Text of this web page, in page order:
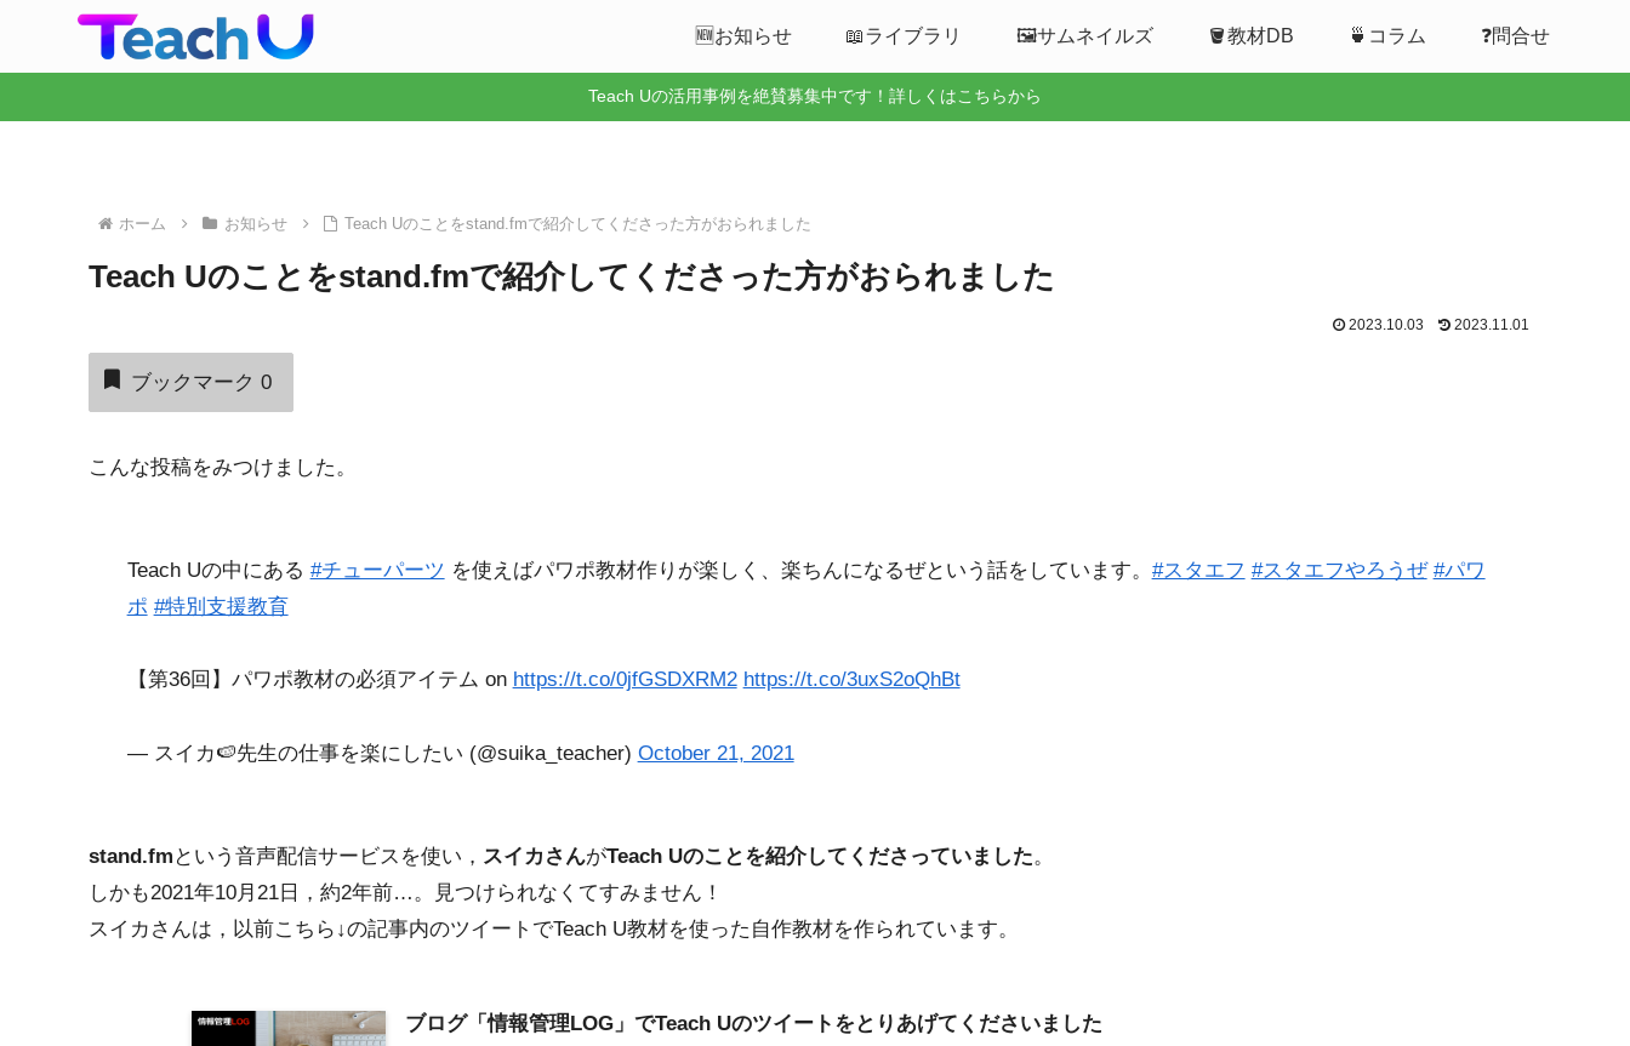
🆕お知らせ 📖ライブラリ 🖼️サムネイルズ 🪣教材DB 🍵コラム ❓問合せ
Teach Uの活用事例を絶賛募集中です！詳しくはこちらから
ホーム お知らせ Teach Uのことをstand.fmで紹介してくださった方がおられました
Teach Uのことをstand.fmで紹介してくださった方がおられました
2023.10.03 2023.11.01
ブックマーク 0
こんな投稿をみつけました。
Teach Uの中にある #チューパーツ を使えばパワポ教材作りが楽しく、楽ちんになるぜという話をしています。 #スタエフ #スタエフやろうぜ #パワ
ポ #特別支援教育
【第36回】パワポ教材の必須アイテム on https://t.co/0jfGSDXRM2 https://t.co/3uxS2oQhBt
— スイカ🍉先生の仕事を楽にしたい (@suika_teacher) October 21, 2021
stand.fm という音声配信サービスを使い， スイカさんがTeach Uのことを紹介してくださっていました。
しかも2021年10月21日，約2年前…。見つけられなくてすみません！
スイカさんは，以前こちら↓の記事内のツイートでTeach U教材を使った自作教材を作られています。
ブログ「情報管理LOG」でTeach Uのツイートをとりあげてくださいました